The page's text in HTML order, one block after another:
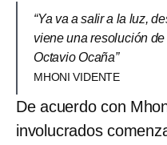
“Ya va a salir a la luz,
viene una resolución
Octavio Ocaña”
MHONI VIDENTE
De acuerdo con
involucrados